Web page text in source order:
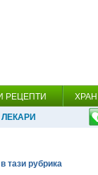
РЕЦЕПТИ
ЛЕКАРИ
тази рубрика